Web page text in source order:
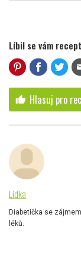
Líbil se vám
thumb_up Hlasuj pro
Lidka
Diabetička se
léků.